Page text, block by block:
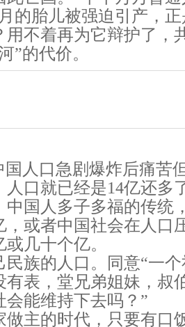
的胎儿被强迫引产，
用不着再为它辩护了，
”的代价。
国人口急剧爆炸后痛苦
人口就已经是14亿还多
中国人多子多福的传统
，或者中国社会在人口
几十个亿。
民族的人口。同意“一
有表，堂兄弟姐妹，叔
会能维持下去吗？”
做主的时代，只要有口